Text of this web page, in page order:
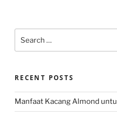
for:
RECENT POSTS
Manfaat Kacang Almond